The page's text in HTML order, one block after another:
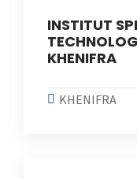
INSTITUT
KHENIFRA
KHENIFRA